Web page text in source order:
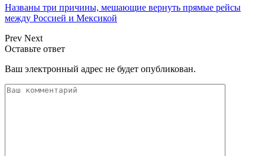
Названы три причины, мешающие вернуть прямые рейсы
между Россией и Мексикой
Prev Next
Оставьте ответ
Ваш электронный адрес не будет опубликован.